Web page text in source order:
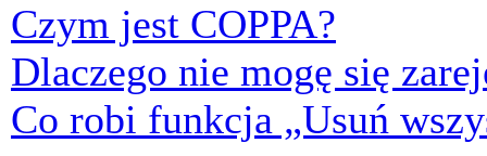
Czym jest COPPA?
Dlaczego nie mogę się
Co robi funkcja „Usuń